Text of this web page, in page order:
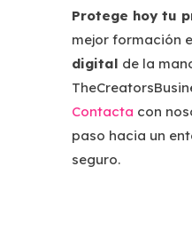
Protege hoy tu
mejor formación
digital de la
Contacta con
paso hacia un
seguro.